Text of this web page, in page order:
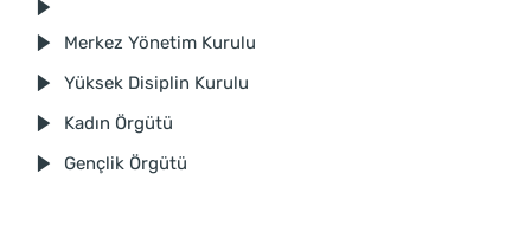
Merkez Yönetim Kurulu
Yüksek Disiplin Kurulu
Kadın Örgütü
Gençlik Örgütü